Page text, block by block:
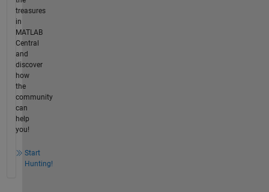
treasures
in
MATLAB
Central
and
discover
how
the
community
can
help
you!
Start
Hunting!